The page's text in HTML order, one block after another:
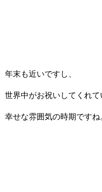
年末も近いですし、
世界中がお祝いしてくれて
幸せな雰囲気の時期ですね